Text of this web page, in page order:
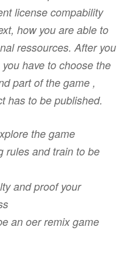
license compability
how you are able to
ressources. After you
have to choose the
part of the game ,
has to be published.
the game
rules and train to be
and proof your
an oer remix game